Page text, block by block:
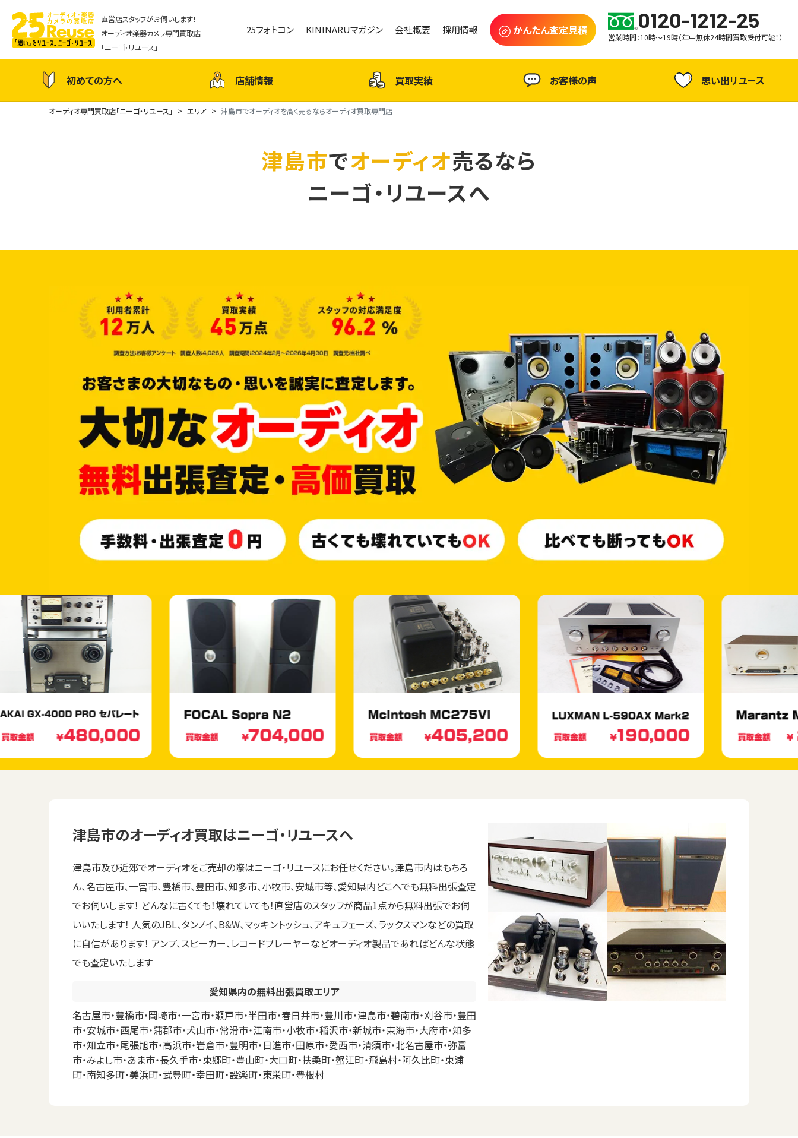
直営店スタッフがお伺いします！
オーディオ楽器カメラ専門買取店
「ニーゴ・リユース」
25フォトコン KININARUマガジン 会社概要 採用情報 かんたん査定見積 0120-1212-25
営業時間：10時～19時（年中無休24時間買取受付可能！）
初めての方へ 店舗情報 買取実績 お客様の声 思い出リユース
オーディオ専門買取店「ニーゴ・リユース」 エリア 津島市でオーディオを高く売るならオーディオ買取専門店
津島市でオーディオ売るなら
ニーゴ・リユースへ
津島市のオーディオ買取はニーゴ・リユースへ
津島市及び近郊でオーディオをご売却の際はニーゴ・リユースにお任せください。津島市内はもちろ
ん、名古屋市、一宮市、豊橋市、豊田市、知多市、小牧市、安城市等、愛知県内どこへでも無料出張査定
でお伺いします！ どんなに古くても！壊れていても！直営店のスタッフが商品1点から無料出張でお伺
いいたします！ 人気のJBL、タンノイ、B&W、マッキントッシュ、アキュフェーズ、ラックスマンなどの買取
に自信があります！ アンプ、スピーカー、レコードプレーヤーなどオーディオ製品であればどんな状態
でも査定いたします
愛知県内の無料出張買取エリア
名古屋市・豊橋市・岡崎市・一宮市・瀬戸市・半田市・春日井市・豊川市・津島市・碧南市・刈谷市・豊田
市・安城市・西尾市・蒲郡市・犬山市・常滑市・江南市・小牧市・稲沢市・新城市・東海市・大府市・知多
市・知立市・尾張旭市・高浜市・岩倉市・豊明市・日進市・田原市・愛西市・清須市・北名古屋市・弥富
市・みよし市・あま市・長久手市・東郷町・豊山町・大口町・扶桑町・蟹江町・飛島村・阿久比町・東浦
町・南知多町・美浜町・武豊町・幸田町・設楽町・東栄町・豊根村